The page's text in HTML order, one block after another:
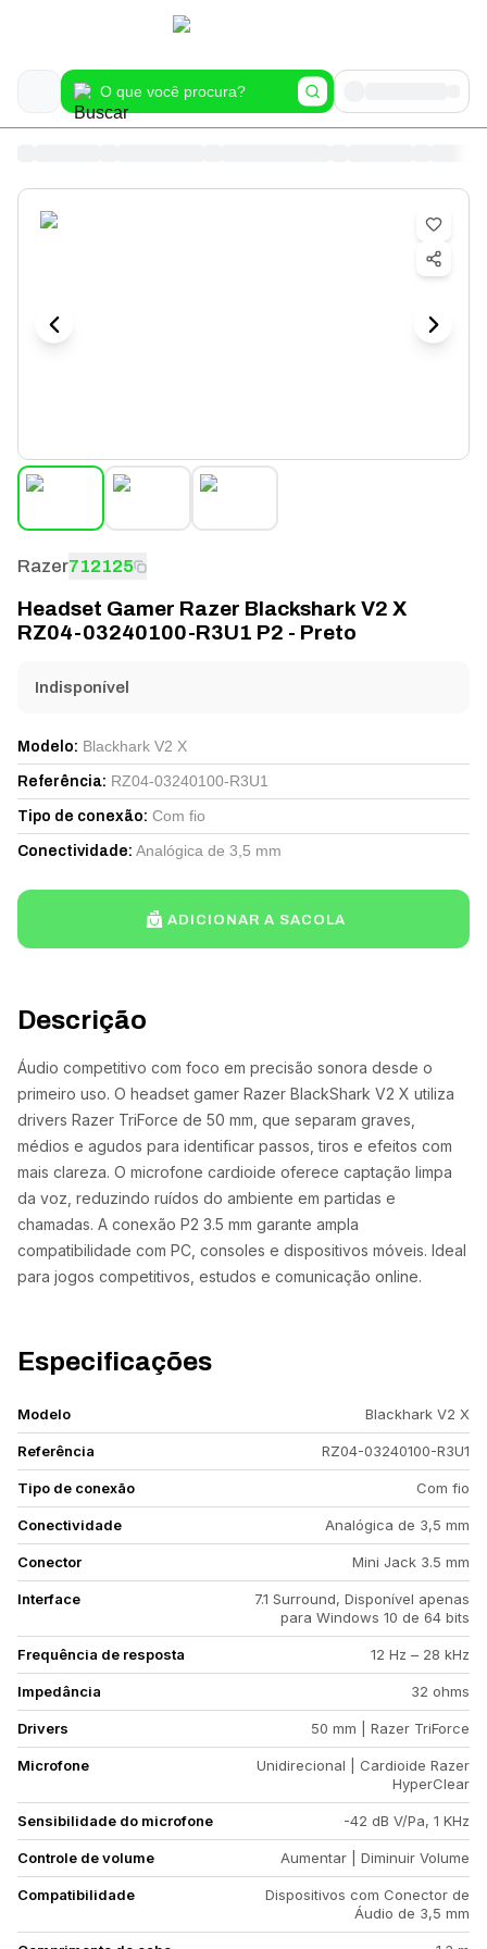
Descrição
Áudio competitivo com foco em precisão sonora desde o
primeiro uso. O headset gamer Razer BlackShark V2 X utiliza
drivers Razer TriForce de 50 mm, que separam graves,
médios e agudos para identificar passos, tiros e efeitos com
mais clareza. O microfone cardioide oferece captação limpa
da voz, reduzindo ruídos do ambiente em partidas e
chamadas. A conexão P2 3.5 mm garante ampla
compatibilidade com PC, consoles e dispositivos móveis. Ideal
para jogos competitivos, estudos e comunicação online.
Especificações
Modelo Blackhark V2 X
Referência RZ04-03240100-R3U1
Tipo de conexão Com fio
Conectividade Analógica de 3,5 mm
Conector Mini Jack 3.5 mm
Interface
7.1 Surround, Disponível apenas
para Windows 10 de 64 bits
Frequência de resposta 12 Hz – 28 kHz
Impedância 32 ohms
Drivers 50 mm | Razer TriForce
Microfone
Unidirecional | Cardioide Razer
HyperClear
Sensibilidade do microfone -42 dB V/Pa, 1 KHz
Controle de volume Aumentar | Diminuir Volume
Compatibilidade
Dispositivos com Conector de
Áudio de 3,5 mm
Razer712125
Headset Gamer Razer Blackshark V2 X
RZ04-03240100-R3U1 P2 - Preto
Indisponível
Modelo: Blackhark V2 X
Referência: RZ04-03240100-R3U1
Tipo de conexão: Com fio
Conectividade: Analógica de 3,5 mm
ADICIONAR A SACOLA